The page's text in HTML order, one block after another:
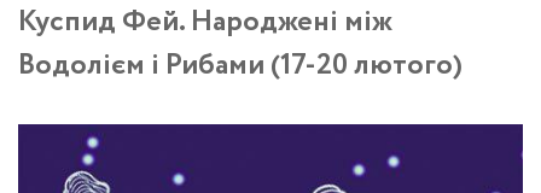
Куспид Фей. Народжені між
Водолієм і Рибами (17-20 лютого)